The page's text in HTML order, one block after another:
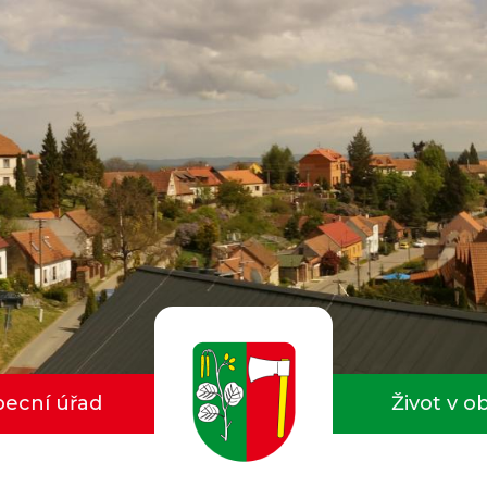
úřad Život v